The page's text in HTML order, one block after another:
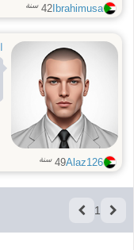
Ibrahimusa
42 سنة
Alaz126
49 سنة
1